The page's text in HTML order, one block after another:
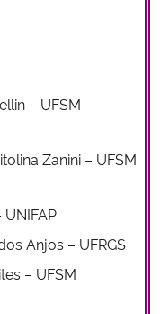
– UFSM
Zanini – UFSM
Anjos – UFRGS
– UFSM